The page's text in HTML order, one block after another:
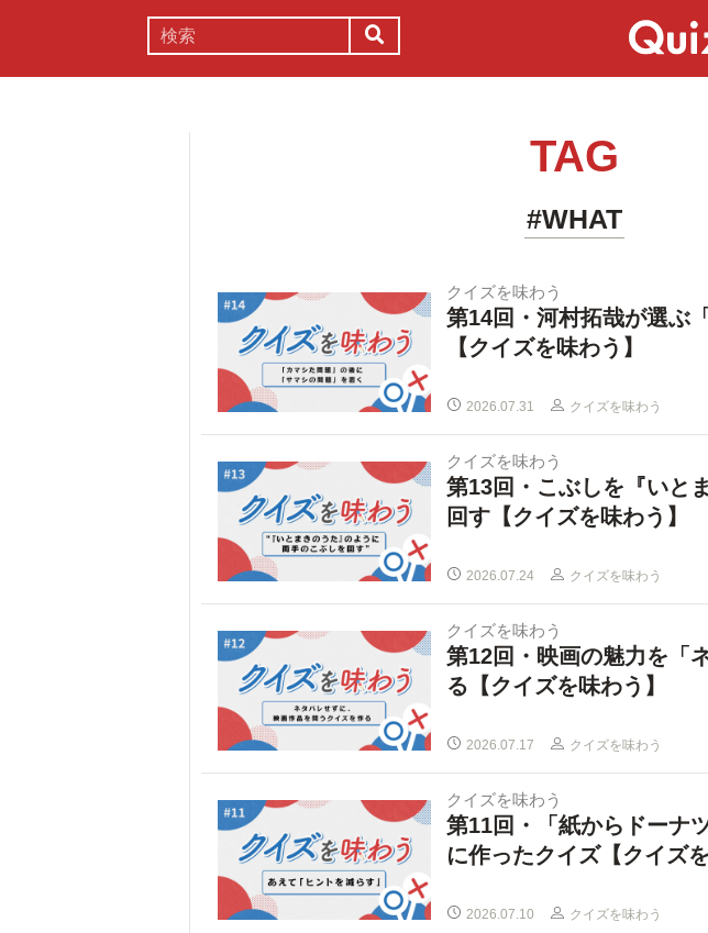
TAG
#WHAT
クイズを味わう
第14回・河村拓哉が選ぶ
【クイズを味わう】
2026.07.31 クイズを味わう
クイズを味わう
第13回・こぶしを『いと
回す【クイズを味わう】
2026.07.24 クイズを味わう
クイズを味わう
第12回・映画の魅力を「
る【クイズを味わう】
2026.07.17 クイズを味わう
クイズを味わう
第11回・「紙からドーナ
に作ったクイズ【クイズを
2026.07.10 クイズを味わう